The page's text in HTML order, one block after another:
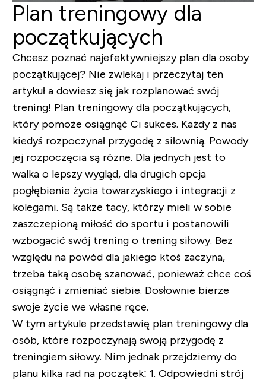
Plan treningowy dla
początkujących
Chcesz poznać najefektywniejszy plan dla osoby
początkującej? Nie zwlekaj i przeczytaj ten
artykuł a dowiesz się jak rozplanować swój
trening! Plan treningowy dla początkujących,
który pomoże osiągnąć Ci sukces. Każdy z nas
kiedyś rozpoczynał przygodę z siłownią. Powody
jej rozpoczęcia są różne. Dla jednych jest to
walka o lepszy wygląd, dla drugich opcja
pogłębienie życia towarzyskiego i integracji z
kolegami. Są także tacy, którzy mieli w sobie
zaszczepioną miłość do sportu i postanowili
wzbogacić swój trening o trening siłowy. Bez
względu na powód dla jakiego ktoś zaczyna,
trzeba taką osobę szanować, ponieważ chce coś
osiągnąć i zmieniać siebie. Dosłownie bierze
swoje życie we własne ręce.
W tym artykule przedstawię plan treningowy dla
osób, które rozpoczynają swoją przygodę z
treningiem siłowy. Nim jednak przejdziemy do
planu kilka rad na początek: 1. Odpowiedni strój